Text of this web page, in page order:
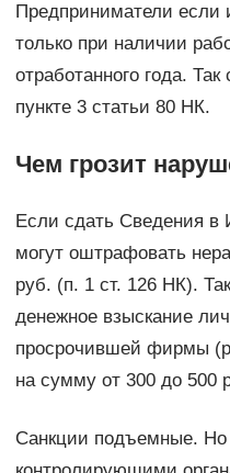
Предприниматели если
только при наличии
отработанного года.
пункте 3 статьи 80 НК.
Чем грозит
Если сдать Сведения в
могут оштрафовать
руб. (п. 1 ст. 126 НК).
денежное взыскание
просрочившей фирмы
на сумму от 300 до 500
Санкции подъемные.